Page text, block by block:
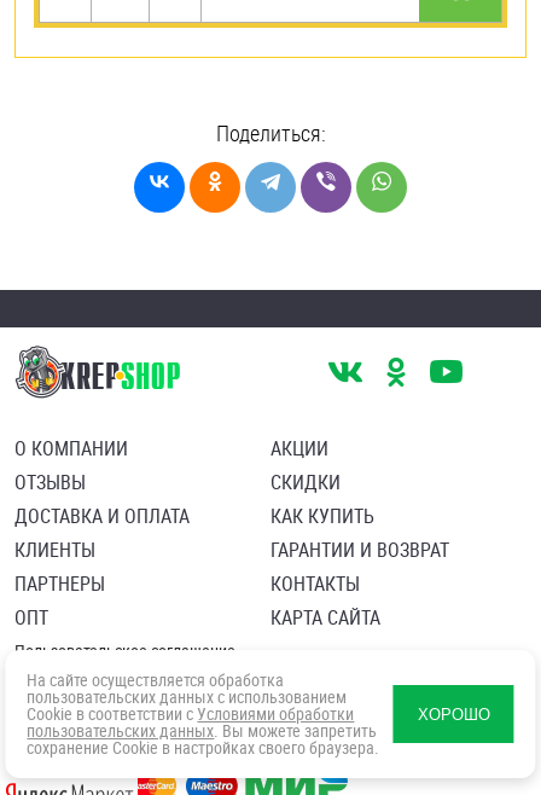
Поделиться:
О КОМПАНИИ
ОТЗЫВЫ
ДОСТАВКА И ОПЛАТА
КЛИЕНТЫ
ПАРТНЕРЫ
ОПТ
АКЦИИ
СКИДКИ
КАК КУПИТЬ
ГАРАНТИИ И ВОЗВРАТ
КОНТАКТЫ
КАРТА САЙТА
Пользовательское соглашение
Политика в отношении обработки персональных данных
Согласие посетителя сайта на обработку персональных данны
На сайте осуществляется обработка
пользовательских данных с использованием
Cookie в соответствии с Условиями обработки
пользовательских данных. Вы можете запретить
сохранение Cookie в настройках своего браузера.
ХОРОШО